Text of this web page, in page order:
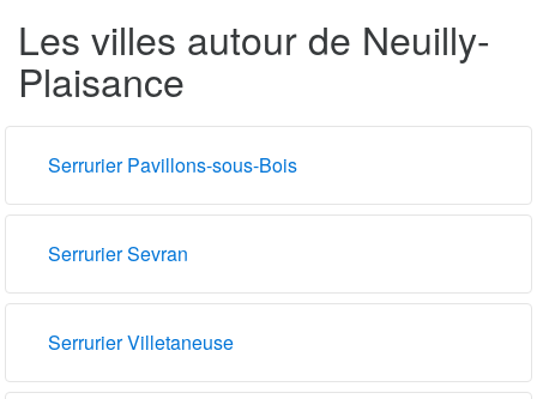
Les villes autour de Neuilly-
Plaisance
Serrurier Pavillons-sous-Bois
Serrurier Sevran
Serrurier Villetaneuse